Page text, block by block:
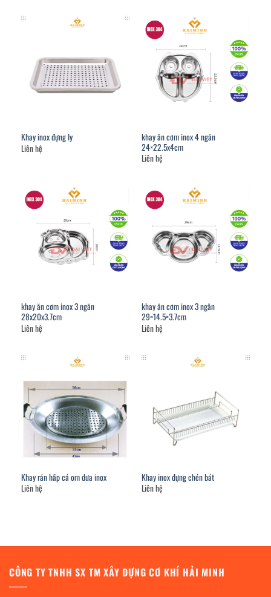
Khay inox đựng ly
Liên hệ
khay ăn cơm inox 4 ngăn
24×22.5x4cm
Liên hệ
khay ăn cơm inox 3 ngăn
28x20x3.7cm
Liên hệ
khay ăn cơm inox 3 ngăn
29×14.5×3.7cm
Liên hệ
Khay rán hấp cá om dưa inox
Liên hệ
Khay inox đựng chén bát
Liên hệ
CÔNG TY TNHH SX TM XÂY DỰNG CƠ KHÍ HẢI MINH